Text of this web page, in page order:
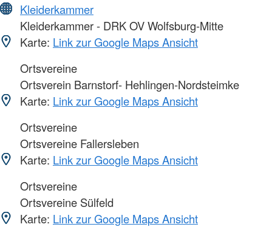
Kleiderkammer
Kleiderkammer - DRK OV Wolfsburg-Mitte
Karte: Link zur Google Maps Ansicht
Ortsvereine
Ortsverein Barnstorf- Hehlingen-Nordsteimke
Karte: Link zur Google Maps Ansicht
Ortsvereine
Ortsvereine Fallersleben
Karte: Link zur Google Maps Ansicht
Ortsvereine
Ortsvereine Sülfeld
Karte: Link zur Google Maps Ansicht